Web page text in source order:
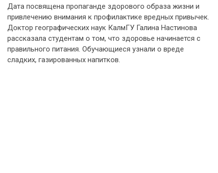
Дата посвящена пропаганде здорового образа жизни и
привлечению внимания к профилактике вредных привычек.
Доктор географических наук КалмГУ Галина Настинова
рассказала студентам о том, что здоровье начинается с
правильного питания. Обучающиеся узнали о вреде
сладких, газированных напитков.